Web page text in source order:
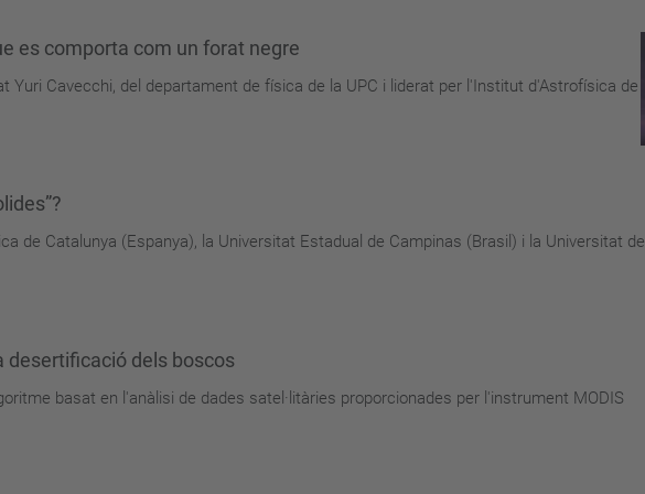
es comporta com un forat negre
Yuri Cavecchi, del departament de física de la UPC i liderat per l'Institut d'Astrofísica de
de Catalunya (Espanya), la Universitat Estadual de Campinas (Brasil) i la Universitat de
desertificació dels boscos
basat en l'anàlisi de dades satel·litàries proporcionades per l'instrument MODIS